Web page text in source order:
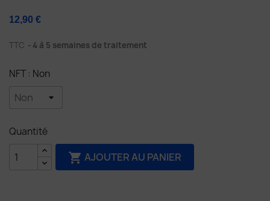
12,90 €
TTC 4 à 5 semaines de traitement
NFT : Non
Quantité
 AJOUTER AU PANIER